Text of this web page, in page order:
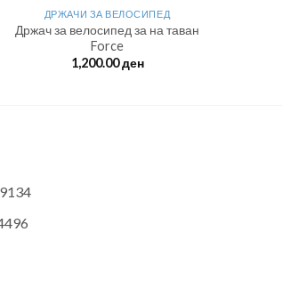
ДРЖАЧИ ЗА ВЕЛОСИПЕД
Држач за велосипед за на таван
Force
1,200.00ден